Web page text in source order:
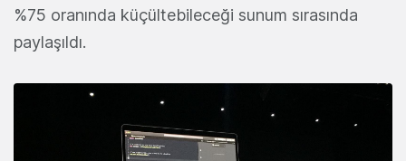
%75 oranında küçültebileceği sunum sırasında
paylaşıldı.